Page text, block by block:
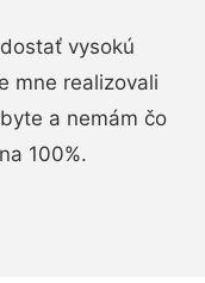
vysokú
mne realizovali
a nemám čo
100%.